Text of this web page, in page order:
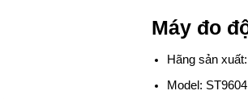
Máy đo
Hãng sản xuất:
Model: ST9604